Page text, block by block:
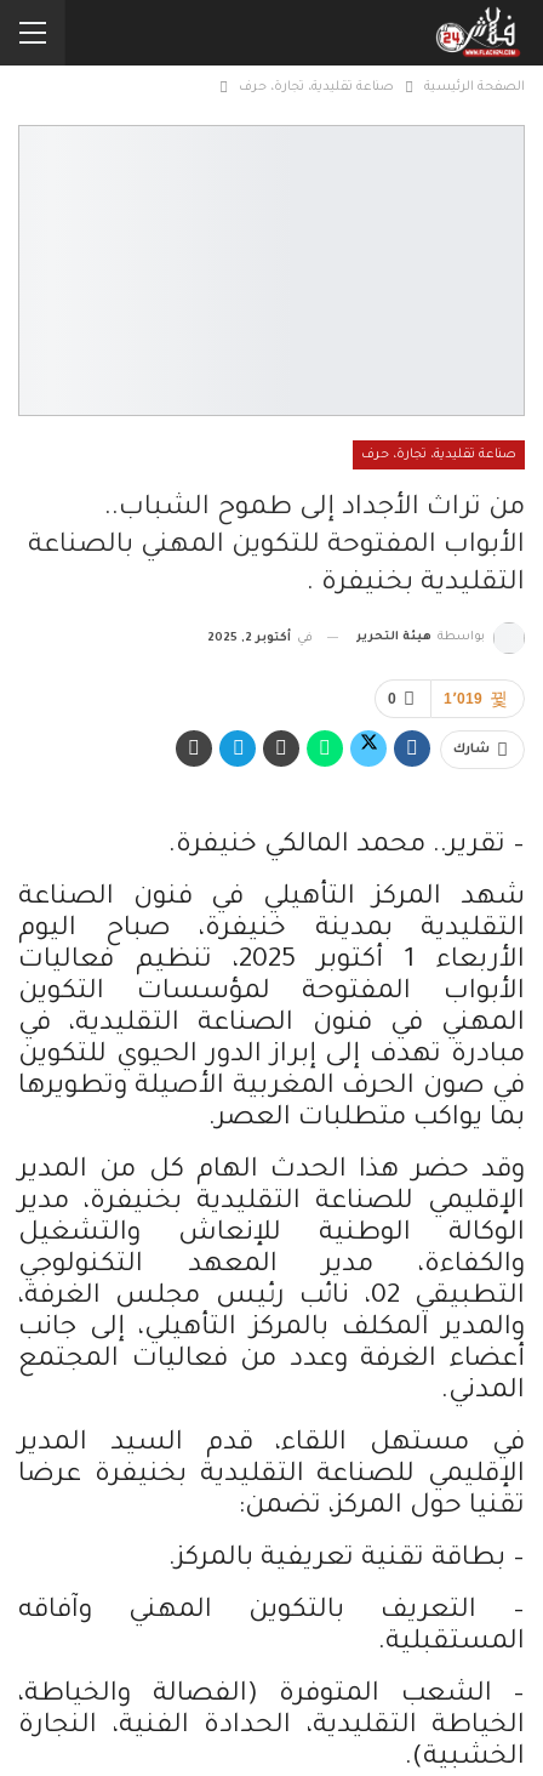
الصفحة الرئيسية صناعة تقليدية، تجارة، حرف
صناعة تقليدية، تجارة، حرف
من تراث الأجداد إلى طموح الشباب..
الأبواب المفتوحة للتكوين المهني بالصناعة
التقليدية بخنيفرة .
بواسطة هيئة التحرير في أكتوبر 2, 2025
0 1٬019
شارك
– تقرير.. محمد المالكي خنيفرة.
شهد المركز التأهيلي في فنون الصناعة
التقليدية بمدينة خنيفرة، صباح اليوم
الأربعاء 1 أكتوبر 2025، تنظيم فعاليات
الأبواب المفتوحة لمؤسسات التكوين
المهني في فنون الصناعة التقليدية، في
مبادرة تهدف إلى إبراز الدور الحيوي للتكوين
في صون الحرف المغربية الأصيلة وتطويرها
بما يواكب متطلبات العصر.
وقد حضر هذا الحدث الهام كل من المدير
الإقليمي للصناعة التقليدية بخنيفرة، مدير
الوكالة الوطنية للإنعاش والتشغيل
والكفاءة، مدير المعهد التكنولوجي
التطبيقي 02، نائب رئيس مجلس الغرفة،
والمدير المكلف بالمركز التأهيلي، إلى جانب
أعضاء الغرفة وعدد من فعاليات المجتمع
المدني.
في مستهل اللقاء، قدم السيد المدير
الإقليمي للصناعة التقليدية بخنيفرة عرضا
تقنيا حول المركز، تضمن:
– بطاقة تقنية تعريفية بالمركز.
– التعريف بالتكوين المهني وآفاقه
المستقبلية.
– الشعب المتوفرة (الفصالة والخياطة،
الخياطة التقليدية، الحدادة الفنية، النجارة
الخشبية).